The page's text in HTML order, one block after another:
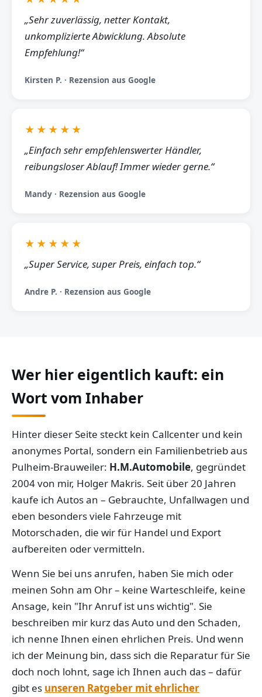
„Sehr zuverlässig, netter Kontakt,
unkomplizierte Abwicklung. Absolute
Empfehlung!“
Kirsten P. · Rezension aus Google
★★★★★
„Einfach sehr empfehlenswerter Händler,
reibungsloser Ablauf! Immer wieder gerne.“
Mandy · Rezension aus Google
★★★★★
„Super Service, super Preis, einfach top.“
Andre P. · Rezension aus Google
Wer hier eigentlich kauft: ein
Wort vom Inhaber
Hinter dieser Seite steckt kein Callcenter und kein
anonymes Portal, sondern ein Familienbetrieb aus
Pulheim-Brauweiler: H.M.Automobile, gegründet
2004 von mir, Holger Makris. Seit über 20 Jahren
kaufe ich Autos an – Gebrauchte, Unfallwagen und
eben besonders viele Fahrzeuge mit
Motorschaden, die wir für Handel und Export
aufbereiten oder vermitteln.
Wenn Sie bei uns anrufen, haben Sie mich oder
meinen Sohn am Ohr – keine Warteschleife, keine
Ansage, kein "Ihr Anruf ist uns wichtig". Sie
beschreiben mir kurz das Auto und den Schaden,
ich nenne Ihnen einen ehrlichen Preis. Und wenn
ich der Meinung bin, dass sich die Reparatur für Sie
doch noch lohnt, sage ich Ihnen auch das – dafür
gibt es unseren Ratgeber mit ehrlicher